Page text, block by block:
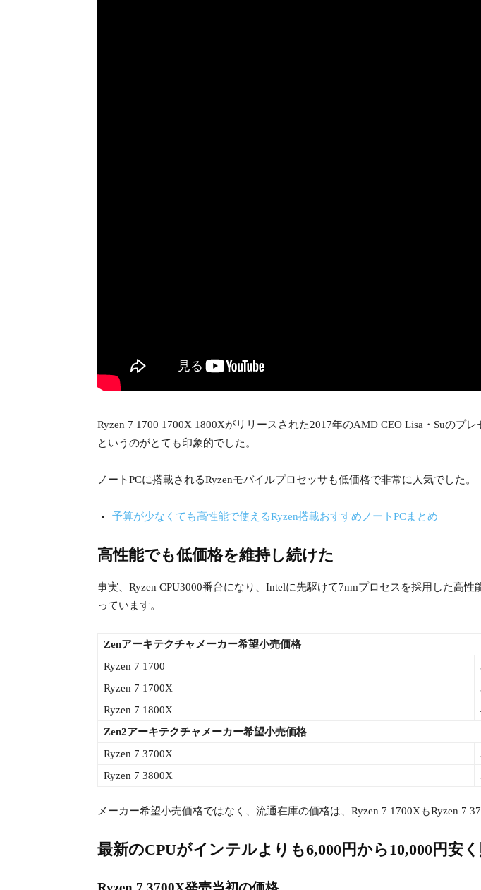
Ryzen 7 1700 1700X 1800Xがリリースされた2017年のAMD CEO Lisa・Suのプ
というのがとても印象的でした。
ノートPCに搭載されるRyzenモバイルプロセッサも低価格で非常に人気でした。
予算が少なくても高性能で使えるRyzen搭載おすすめノートPCまとめ
高性能でも低価格を維持し続けた
事実、Ryzen CPU3000番台になり、Intelに先駆けて7nmプロセスを採用した高
っています。
Zenアーキテクチャメーカー希望小売価格
Ryzen 7 1700
Ryzen 7 1700X
Ryzen 7 1800X
Zen2アーキテクチャメーカー希望小売価格
Ryzen 7 3700X
Ryzen 7 3800X
メーカー希望小売価格ではなく、流通在庫の価格は、Ryzen 7 1700XもRyzen 7
最新のCPUがインテルよりも6,000円から10,000円安